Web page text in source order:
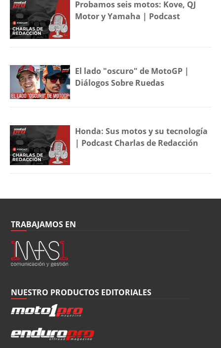
Probamos seis motos: Kove, QJ
Motor y Yamaha | Podcast
El lado "oscuro" de MotoGP |
Diálogos Sobre Ruedas
Honda: Sus motos y su tecnología
| Podcast Charlas de Redacción
TRABAJAMOS EN
NUESTRO PRODUCTOS EDITORIALES